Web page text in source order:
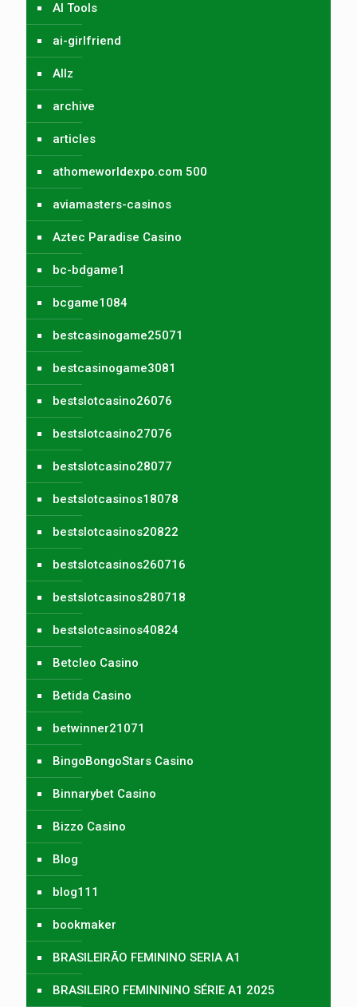
AI Tools
ai-girlfriend
Allz
archive
articles
athomeworldexpo.com 500
aviamasters-casinos
Aztec Paradise Casino
bc-bdgame1
bcgame1084
bestcasinogame25071
bestcasinogame3081
bestslotcasino26076
bestslotcasino27076
bestslotcasino28077
bestslotcasinos18078
bestslotcasinos20822
bestslotcasinos260716
bestslotcasinos280718
bestslotcasinos40824
Betcleo Casino
Betida Casino
betwinner21071
BingoBongoStars Casino
Binnarybet Casino
Bizzo Casino
Blog
blog111
bookmaker
BRASILEIRÃO FEMININO SERIA A1
BRASILEIRO FEMINININO SÉRIE A1 2025